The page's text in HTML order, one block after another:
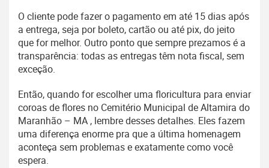
O cliente pode fazer o pagamento em até 15 dias após
a entrega, seja por boleto, cartão ou até pix, do jeito
que for melhor. Outro ponto que sempre prezamos é a
transparência: todas as entregas têm nota fiscal, sem
exceção.
Então, quando for escolher uma floricultura para enviar
coroas de flores no Cemitério Municipal de Altamira do
Maranhão – MA , lembre desses detalhes. Eles fazem
uma diferença enorme pra que a última homenagem
aconteça sem problemas e exatamente como você
espera.